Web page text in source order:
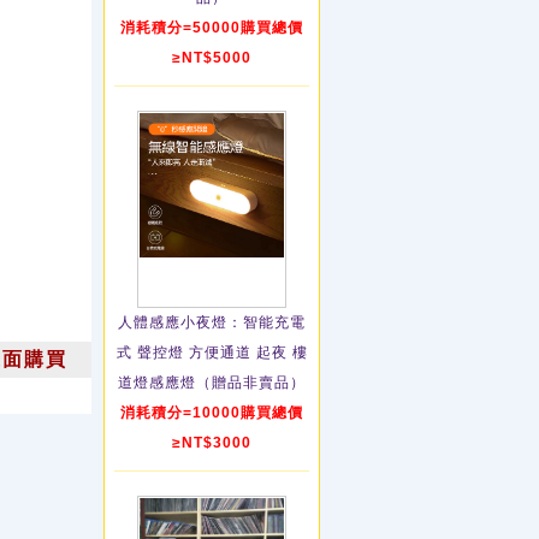
購買
消耗積分=50000購買總價
≥NT$5000
人體感應小夜燈：智能充電
式 聲控燈 方便通道 起夜 樓
道燈感應燈（贈品非賣品）
消耗積分=10000購買總價
≥NT$3000